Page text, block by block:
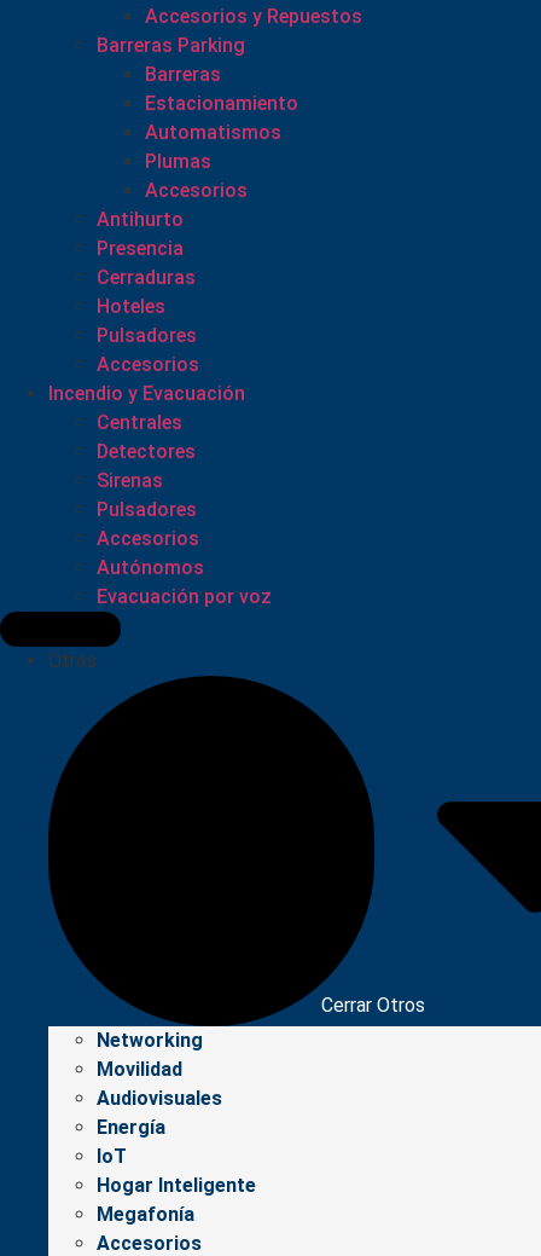
Accesorios y Repuestos
Barreras Parking
Barreras
Estacionamiento
Automatismos
Plumas
Accesorios
Antihurto
Presencia
Cerraduras
Hoteles
Pulsadores
Accesorios
Incendio y Evacuación
Centrales
Detectores
Sirenas
Pulsadores
Accesorios
Autónomos
Evacuación por voz
Otros
Cerrar Otros
Networking
Movilidad
Audiovisuales
Energía
IoT
Hogar Inteligente
Megafonía
Accesorios